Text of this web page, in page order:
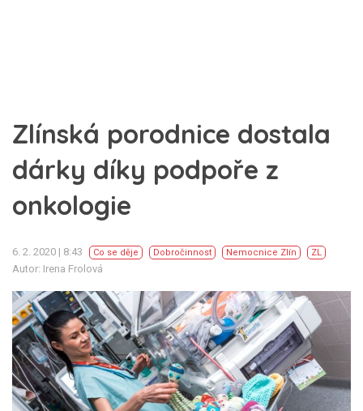
Zlínská porodnice dostala
dárky díky podpoře z
onkologie
6. 2. 2020 | 8:43 Co se děje Dobročinnost Nemocnice Zlín ZL
Autor: Irena Frolová